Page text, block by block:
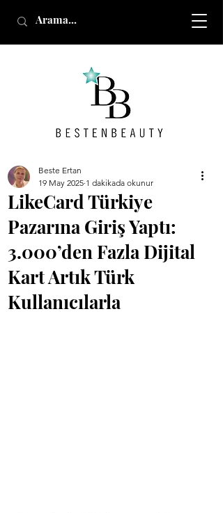
LikeCard Türkiye
Pazarına Giriş Yaptı:
3.000’den Fazla Dijital
Kart Artık Türk
Kullanıcılarla
Beste Ertan
19 May 2025 1 dakikada okunur